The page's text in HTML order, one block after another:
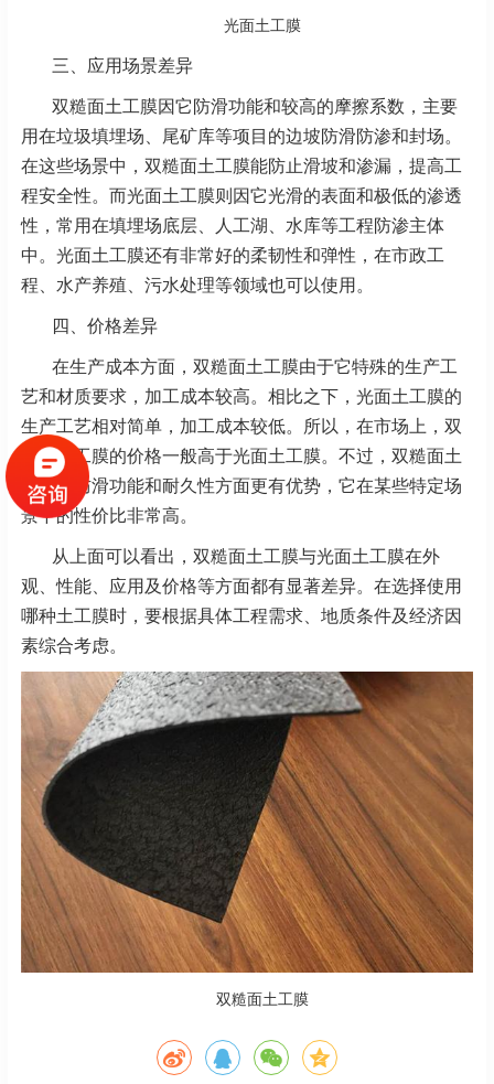
光面土工膜
三、应用场景差异
双糙面土工膜因它防滑功能和较高的摩擦系数，主要
用在垃圾填埋场、尾矿库等项目的边坡防滑防渗和封场。
在这些场景中，双糙面土工膜能防止滑坡和渗漏，提高工
程安全性。而光面土工膜则因它光滑的表面和极低的渗透
性，常用在填埋场底层、人工湖、水库等工程防渗主体
中。光面土工膜还有非常好的柔韧性和弹性，在市政工
程、水产养殖、污水处理等领域也可以使用。
四、价格差异
在生产成本方面，双糙面土工膜由于它特殊的生产工
艺和材质要求，加工成本较高。相比之下，光面土工膜的
生产工艺相对简单，加工成本较低。所以，在市场上，双
糙面土工膜的价格一般高于光面土工膜。不过，双糙面土
工膜在防滑功能和耐久性方面更有优势，它在某些特定场
景下的性价比非常高。
从上面可以看出，双糙面土工膜与光面土工膜在外
观、性能、应用及价格等方面都有显著差异。在选择使用
哪种土工膜时，要根据具体工程需求、地质条件及经济因
素综合考虑。
双糙面土工膜